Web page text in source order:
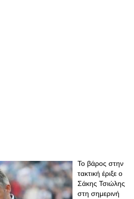
Το βάρος στην
τακτική έριξε ο
Σάκης Τσιώλης
στη σημερινή